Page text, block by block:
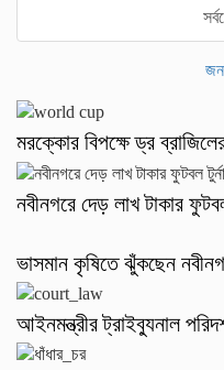
মরক্কোর বিপক্ষে ড্র
নবীনগরে দেড় লাখ টাকার
ভাসমান কৃষিতে ঝুঁকছেন
আইনমন্ত্রীর ট্রাইব্যুনাল